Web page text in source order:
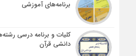
برنامه‌های آموزشی
کلیات و برنامه درسی
دانشی قرآن